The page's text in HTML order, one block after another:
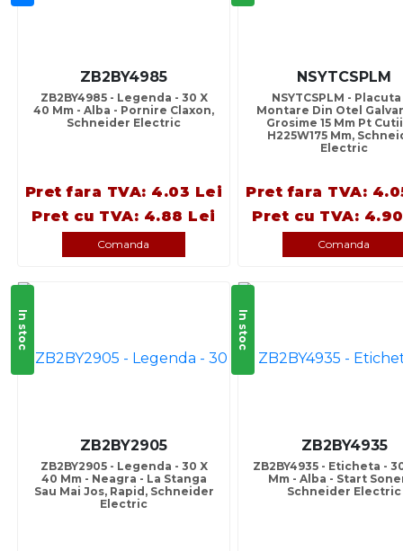
ZB2BY4985
ZB2BY4985 - Legenda - 30 X
40 Mm - Alba - Pornire Claxon,
Schneider Electric
Pret fara TVA: 4.03 Lei
Pret cu TVA: 4.88 Lei
Comanda
NSYTCSPLM
NSYTCSPLM -
Montare Din Otel
Grosime 15 Mm Pt
H225W175 Mm,
Electric
Pret fara TVA:
Pret cu TVA:
Comanda
In stoc
ZB2BY2905
ZB2BY2905 - Legenda - 30 X
40 Mm - Neagra - La Stanga
Sau Mai Jos, Rapid, Schneider
Electric
In stoc
ZB2BY4935
ZB2BY4935 - Eticheta -
Mm - Alba - Start
Schneider Electric